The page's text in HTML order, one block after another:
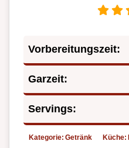
Vorbereitungszeit:
Garzeit:
Servings:
Kategorie: Getränk Küche: